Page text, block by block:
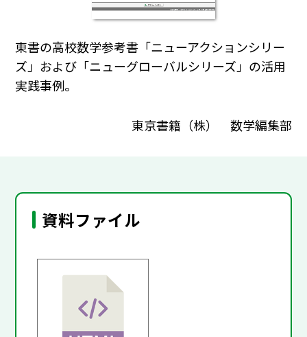
東書の高校数学参考書「ニューアクションシリー
ズ」および「ニューグローバルシリーズ」の活用
実践事例。
東京書籍（株） 数学編集部
資料ファイル